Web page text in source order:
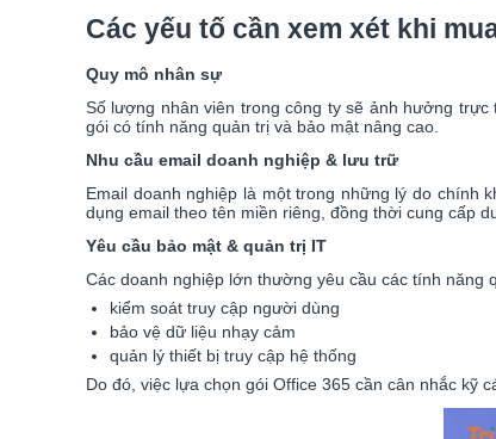
Các yếu tố cần xem xét khi
Quy mô nhân sự
Số lượng nhân viên trong công ty sẽ ảnh hưởng
gói có tính năng quản trị và bảo mật nâng cao.
Nhu cầu email doanh nghiệp & lưu trữ
Email doanh nghiệp là một trong những lý do chính
dụng email theo tên miền riêng, đồng thời cung cấp
Yêu cầu bảo mật & quản trị IT
Các doanh nghiệp lớn thường yêu cầu các tính năng
kiểm soát truy cập người dùng
bảo vệ dữ liệu nhạy cảm
quản lý thiết bị truy cập hệ thống
Do đó, việc lựa chọn gói Office 365 cần cân nhắc kỹ